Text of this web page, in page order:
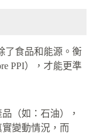
了食品和能源。衡
PPI），才能更準
（如：石油），
變動情況，而